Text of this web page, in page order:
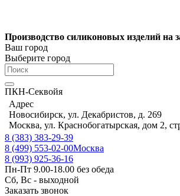
Производство силиконовых изделий на
Ваш город
Выберите город
ПКН-Секвойя
Адрес
Новосибирск, ул. Декабристов, д. 269
Москва, ул. Краснобогатырская, дом 2,
8 (383) 383-29-39
8 (499) 553-02-00Москва
8 (993) 925-36-16
Пн-Пт 9.00-18.00 без обеда
Сб, Вс - выходной
Заказать звонок